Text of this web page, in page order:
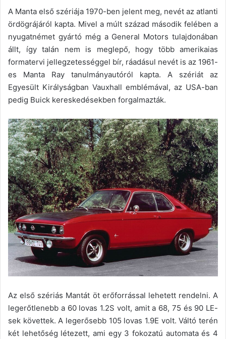
A Manta első szériája 1970-ben jelent meg, nevét az atlanti
ördögrájáról kapta. Mivel a múlt század második felében a
nyugatnémet gyártó még a General Motors tulajdonában
állt, így talán nem is meglepő, hogy több amerikaias
formatervi jellegzetességgel bír, ráadásul nevét is az 1961-
es Manta Ray tanulmányautóról kapta. A szériát az
Egyesült Királyságban Vauxhall emblémával, az USA-ban
pedig Buick kereskedésekben forgalmazták.
Az első szériás Mantát öt erőforrással lehetett rendelni. A
legerőtlenebb a 60 lovas 1.2S volt, amit a 68, 75 és 90 LE-
sek követtek. A legerősebb 105 lovas 1.9E volt. Váltó terén
két lehetőség létezett, ami egy 3 fokozatú automata és 4